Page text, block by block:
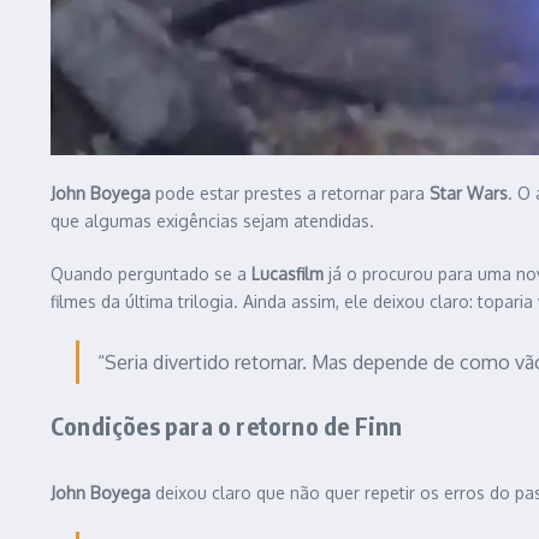
John Boyega pode estar prestes a retornar para Star Wars. O
que algumas exigências sejam atendidas.
Quando perguntado se a Lucasfilm já o procurou para uma
filmes da última trilogia. Ainda assim, ele deixou claro:
“Seria divertido retornar. Mas depende de como
Condições para o retorno de Finn
John Boyega deixou claro que não quer repetir os erros do